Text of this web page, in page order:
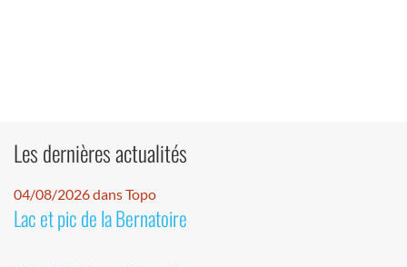
Les dernières actualités
04/08/2026 dans Topo
Lac et pic de la Bernatoire